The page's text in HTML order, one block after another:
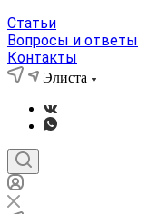
Статьи
Вопросы и ответы
Контакты
Элиста